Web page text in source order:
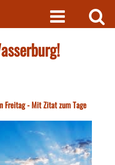
Freitag - Mit Zitat zum Tage